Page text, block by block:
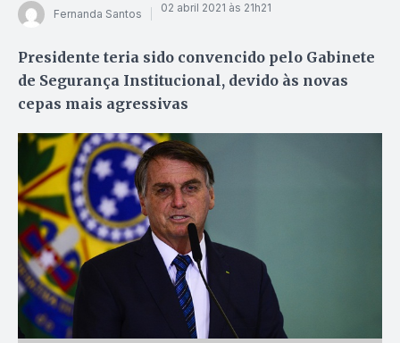
Fernanda Santos 02 abril 2021 às 21h21
Presidente teria sido convencido pelo Gabinete
de Segurança Institucional, devido às novas
cepas mais agressivas